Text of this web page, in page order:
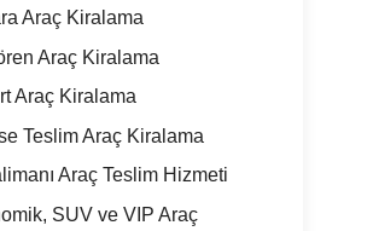
Araç Kiralama
Araç Kiralama
Araç Kiralama
Teslim Araç Kiralama
Araç Teslim Hizmeti
SUV ve VIP Araç